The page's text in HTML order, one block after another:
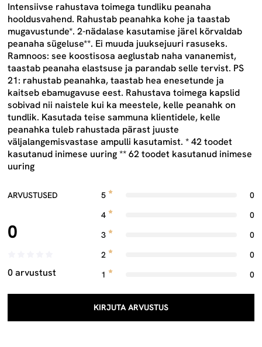
Intensiivse rahustava toimega tundliku peanaha
hooldusvahend. Rahustab peanahka kohe ja taastab
mugavustunde*. 2-nädalase kasutamise järel kõrvaldab
peanaha sügeluse**. Ei muuda juuksejuuri rasuseks.
Ramnoos: see koostisosa aeglustab naha vananemist,
taastab peanaha elastsuse ja parandab selle tervist. PS
21: rahustab peanahka, taastab hea enesetunde ja
kaitseb ebamugavuse eest. Rahustava toimega kapslid
sobivad nii naistele kui ka meestele, kelle peanahk on
tundlik. Kasutada teise sammuna klientidele, kelle
peanahka tuleb rahustada pärast juuste
väljalangemisvastase ampulli kasutamist. * 42 toodet
kasutanud inimese uuring ** 62 toodet kasutanud inimese
uuring
ARVUSTUSED
0
0 arvustust
5
0
4
0
3
0
2
0
1
0
KIRJUTA ARVUSTUS